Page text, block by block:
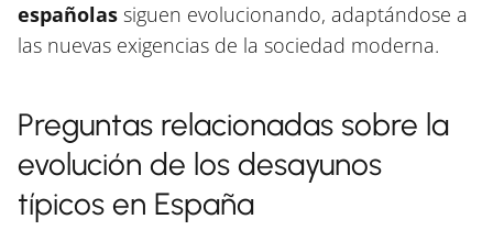
españolas siguen evolucionando, adaptándose a
las nuevas exigencias de la sociedad moderna.
Preguntas relacionadas sobre la
evolución de los desayunos
típicos en España